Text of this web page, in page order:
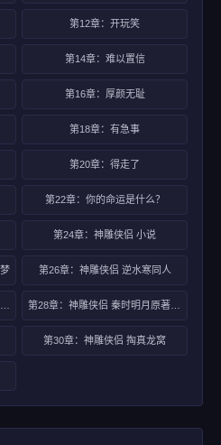
第12章：开玩笑
第14章：难以置信
第16章：厚颜无耻
第18章：有急事
第20章：得走了
第22章：你的命运是什么？
第24章：神雕侠侣 小说
第26章：神雕侠侣 逆水寒同人
第30章：神雕侠侣 掏真龙窝